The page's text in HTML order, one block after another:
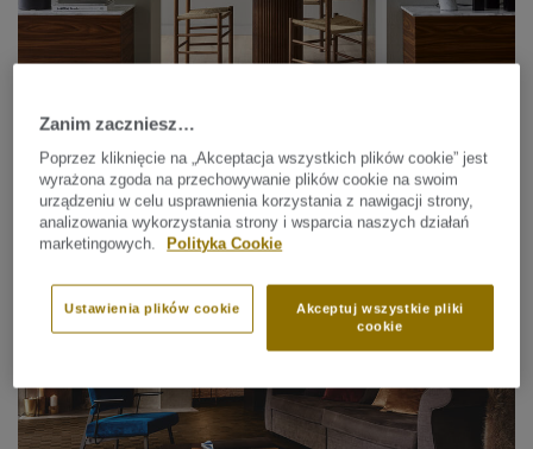
Podłogi Drewniane
HERITAGE
Zanim zaczniesz…
Poprzez kliknięcie na „Akceptacja wszystkich plików cookie” jest
wyrażona zgoda na przechowywanie plików cookie na swoim
urządzeniu w celu usprawnienia korzystania z nawigacji strony,
analizowania wykorzystania strony i wsparcia naszych działań
marketingowych.
Polityka Cookie
Akceptuj wszystkie pliki
cookie
Ustawienia plików cookie